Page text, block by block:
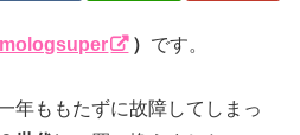
） です。
年ももたずに故障してしまっ